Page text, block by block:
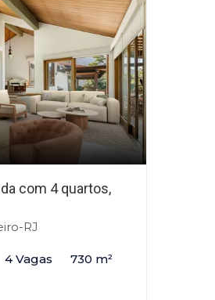
com 4 quartos,
RJ
4 Vagas 730 m²